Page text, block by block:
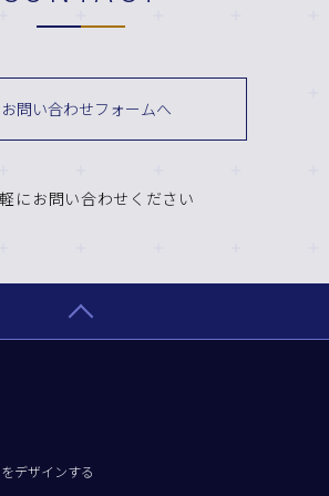
お問い合わせフォームへ
にお問い合わせください
デザインする